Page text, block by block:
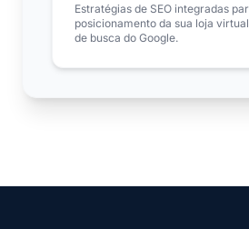
Estratégias de SEO integradas
posicionamento da sua loja
de busca do Google.